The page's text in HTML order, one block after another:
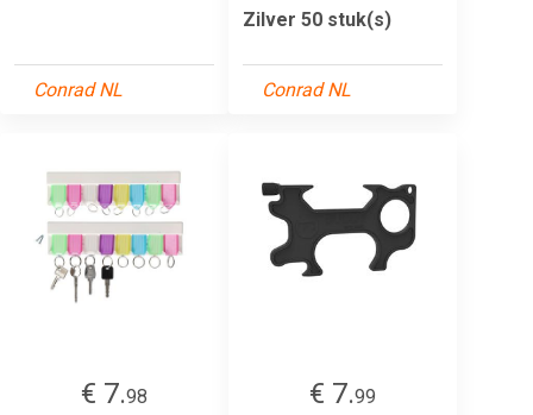
Conrad NL
Zilver 50 stuk(s)
Conrad NL
€ 7.98
€ 7.99